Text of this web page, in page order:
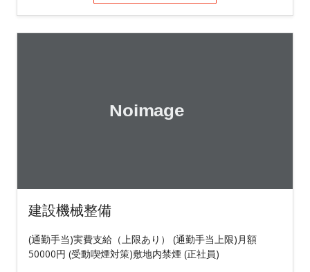
建設機械整備
(通勤手当)実費支給（上限あり） (通勤手当上限)月額
50000円 (受動喫煙対策)敷地内禁煙 (正社員)